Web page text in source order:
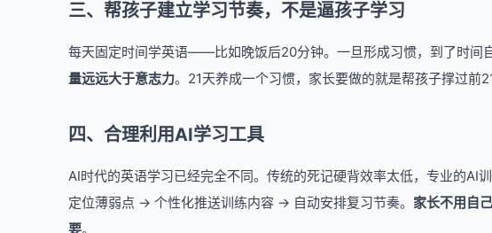
三、帮孩子建立学习节奏，不是逼孩子学习
每天固定时间学英语——比如晚饭后20分钟。一旦形成习惯，到了时间
量远远大于意志力。21天养成一个习惯，家长要做的就是帮孩子撑过前21
四、合理利用AI学习工具
AI时代的英语学习已经完全不同。传统的死记硬背效率太低，专业的AI
定位薄弱点 → 个性化推送训练内容 → 自动安排复习节奏。 家长不用自
要。